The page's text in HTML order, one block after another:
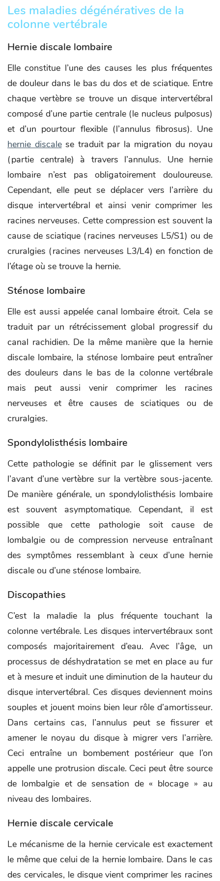
Les maladies dégénératives de la
colonne vertébrale
Hernie discale lombaire
Elle constitue l’une des causes les plus fréquentes
de douleur dans le bas du dos et de sciatique. Entre
chaque vertèbre se trouve un disque intervertébral
composé d’une partie centrale (le nucleus pulposus)
et d’un pourtour flexible (l’annulus fibrosus). Une
hernie discalese traduit par la migration du noyau
(partie centrale) à travers l’annulus. Une hernie
lombaire n’est pas obligatoirement douloureuse.
Cependant, elle peut se déplacer vers l’arrière du
disque intervertébral et ainsi venir comprimer les
racines nerveuses. Cette compression est souvent la
cause de sciatique (racines nerveuses L5/S1) ou de
cruralgies (racines nerveuses L3/L4) en fonction de
l’étage où se trouve la hernie.
Sténose lombaire
Elle est aussi appelée canal lombaire étroit. Cela se
traduit par un rétrécissement global progressif du
canal rachidien. De la même manière que la hernie
discale lombaire, la sténose lombaire peut entraîner
des douleurs dans le bas de la colonne vertébrale
mais peut aussi venir comprimer les racines
nerveuses et être causes de sciatiques ou de
cruralgies.
Spondylolisthésis lombaire
Cette pathologie se définit par le glissement vers
l’avant d’une vertèbre sur la vertèbre sous-jacente.
De manière générale, un spondylolisthésis lombaire
est souvent asymptomatique. Cependant, il est
possible que cette pathologie soit cause de
lombalgie ou de compression nerveuse entraînant
des symptômes ressemblant à ceux d’une hernie
discale ou d’une sténose lombaire.
Discopathies
C’est la maladie la plus fréquente touchant la
colonne vertébrale. Les disques intervertébraux sont
composés majoritairement d’eau. Avec l’âge, un
processus de déshydratation se met en place au fur
et à mesure et induit une diminution de la hauteur du
disque intervertébral. Ces disques deviennent moins
souples et jouent moins bien leur rôle d’amortisseur.
Dans certains cas, l’annulus peut se fissurer et
amener le noyau du disque à migrer vers l’arrière.
Ceci entraîne un bombement postérieur que l’on
appelle une protrusion discale. Ceci peut être source
de lombalgie et de sensation de « blocage » au
niveau des lombaires.
Hernie discale cervicale
Le mécanisme de la hernie cervicale est exactement
le même que celui de la hernie lombaire. Dans le cas
des cervicales, le disque vient comprimer les racines